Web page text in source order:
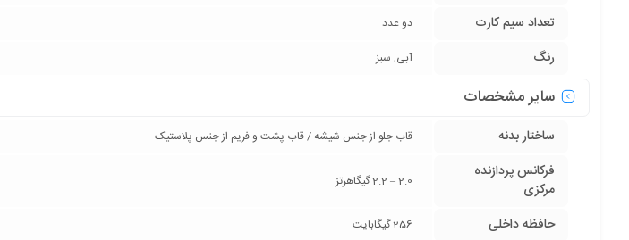
تعداد سیم کارت دو عدد
رنگ آبی, سبز
سایر مشخصات
ساختار بدنه قاب جلو از جنس شیشه / قاب پشت و فریم از جنس پلاستیک
فرکانس پردازنده‌
مرکزی
2.0 – 2.2 گیگاهرتز
حافظه داخلی 256 گیگابایت